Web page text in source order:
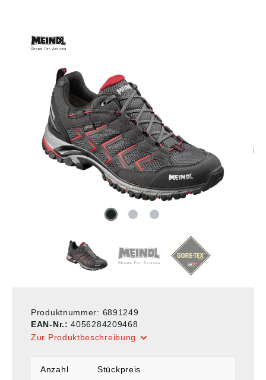
Produktnummer: 6891249
EAN-Nr.:4056284209468
Zur Produktbeschreibung
Anzahl Stückpreis